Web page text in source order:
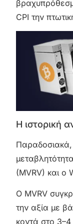
CPI την
Η ιστορική
Παραδοσιακά,
(MVRV) και ο
Ο MVRV
την αξία με
κοντά στο